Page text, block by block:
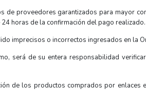
proveedores garantizados para mayor
horas de la confirmación del pago realizado.
imprecisos o incorrectos ingresados en la
será de su entera responsabilidad
de los productos comprados por